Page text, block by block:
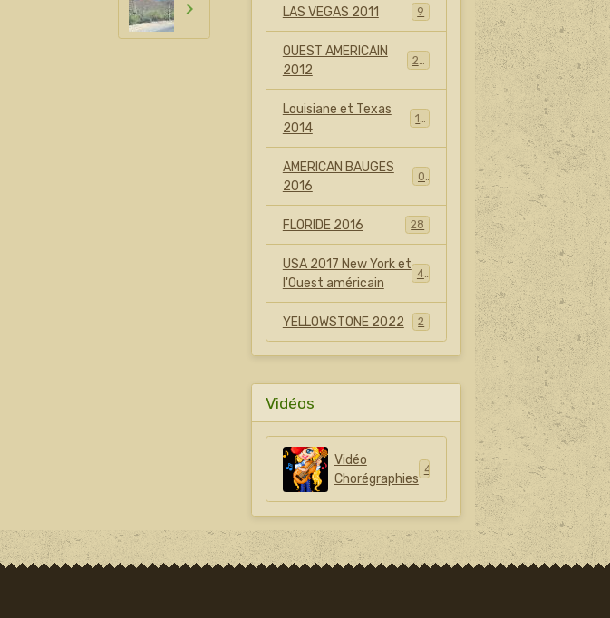
LAS VEGAS 2011 9
OUEST AMERICAIN
2012
Louisiane et Texas
2014
AMERICAN BAUGES
2016
FLORIDE 2016 28
USA 2017 New York et
l'Ouest américain
42
YELLOWSTONE 2022 2
Vidéos
Vidéo
Chorégraphies